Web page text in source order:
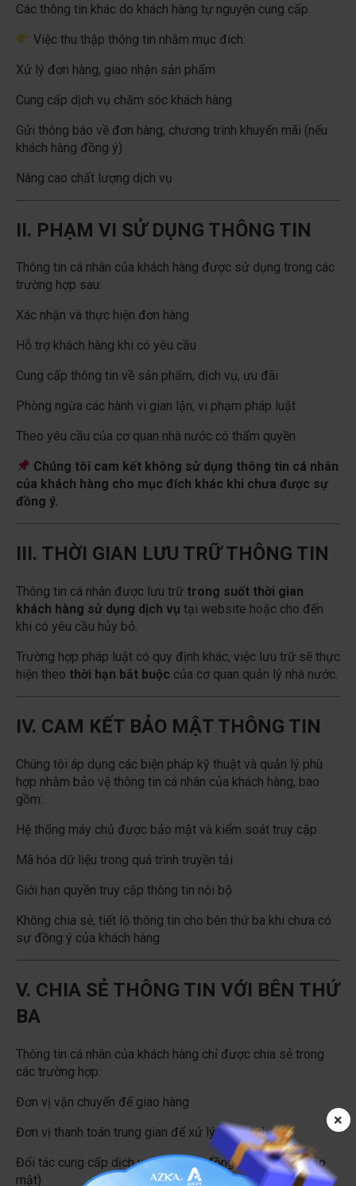
Các thông tin khác do khách hàng tự nguyện cung cấp
Việc thu thập thông tin nhằm mục đích:
Xử lý đơn hàng, giao nhận sản phẩm
Cung cấp dịch vụ chăm sóc khách hàng
Gửi thông báo về đơn hàng, chương trình khuyến mãi (nếu
khách hàng đồng ý)
Nâng cao chất lượng dịch vụ
II. PHẠM VI SỬ DỤNG THÔNG TIN
Thông tin cá nhân của khách hàng được sử dụng trong các
trường hợp sau:
Xác nhận và thực hiện đơn hàng
Hỗ trợ khách hàng khi có yêu cầu
Cung cấp thông tin về sản phẩm, dịch vụ, ưu đãi
Phòng ngừa các hành vi gian lận, vi phạm pháp luật
Theo yêu cầu của cơ quan nhà nước có thẩm quyền
Chúng tôi cam kết không sử dụng thông tin cá nhân
của khách hàng cho mục đích khác khi chưa được sự
đồng ý.
III. THỜI GIAN LƯU TRỮ THÔNG TIN
Thông tin cá nhân được lưu trữ trong suốt thời gian
khách hàng sử dụng dịch vụ tại website hoặc cho đến
khi có yêu cầu hủy bỏ.
Trường hợp pháp luật có quy định khác, việc lưu trữ sẽ thực
hiện theo thời hạn bắt buộc của cơ quan quản lý nhà nước.
IV. CAM KẾT BẢO MẬT THÔNG TIN
Chúng tôi áp dụng các biện pháp kỹ thuật và quản lý phù
hợp nhằm bảo vệ thông tin cá nhân của khách hàng, bao
gồm:
Hệ thống máy chủ được bảo mật và kiểm soát truy cập
Mã hóa dữ liệu trong quá trình truyền tải
Giới hạn quyền truy cập thông tin nội bộ
Không chia sẻ, tiết lộ thông tin cho bên thứ ba khi chưa có
sự đồng ý của khách hàng
V. CHIA SẺ THÔNG TIN VỚI BÊN THỨ
BA
Thông tin cá nhân của khách hàng chỉ được chia sẻ trong
các trường hợp:
Đơn vị vận chuyển để giao hàng
Đơn vị thanh toán trung gian để xử lý giao dịch
Đối tác cung cấp dịch vụ theo hợp đồng (có cam kết bảo
mật)
×